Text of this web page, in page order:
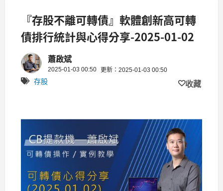
『存股不離可轉債』軟體創新高可轉
債排行統計與心得分享-2025-01-02
蕭啟斌
2025-01-03 00:50 更新：2025-01-03 00:50
存股 收藏